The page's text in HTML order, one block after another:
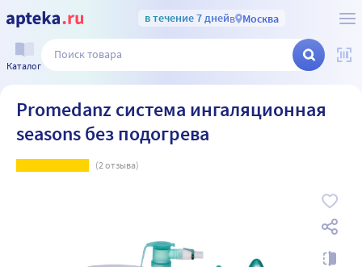
в течение 7 днейв Москва
Каталог
Promedanz система ингаляционная
seasons без подогрева
(2отзыва)